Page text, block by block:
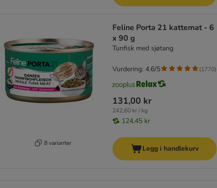
8 varianter
Feline Porta 21 kattemat - 6
x 90 g
Tunfisk med sjøtang
131,00 kr
242,60 kr / kg
124,45 kr
Vurdering: 4.6/5 (1770)
Legg i handlekurv